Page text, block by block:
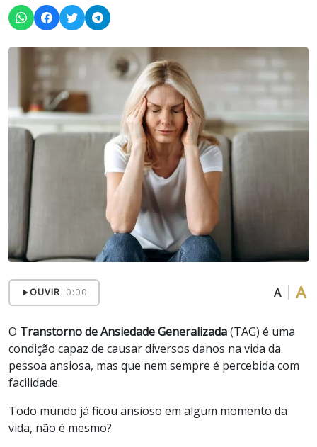
OUVIR 0:00 A A
O Transtorno de Ansiedade Generalizada(TAG) é uma
condição capaz de causar diversos danos na vida da
pessoa ansiosa, mas que nem sempre é percebida com
facilidade.
Todo mundo já ficou ansioso em algum momento da
vida, não é mesmo?